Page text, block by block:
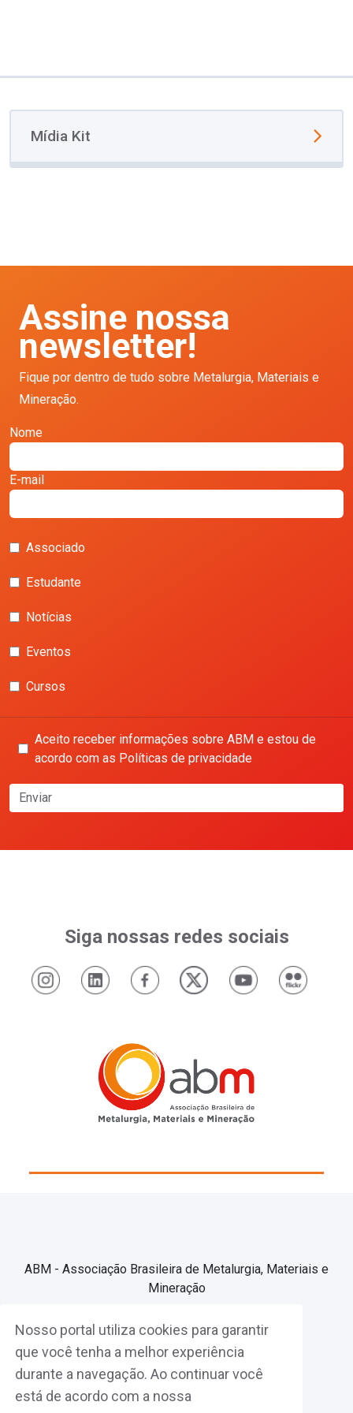
Nosso portal utiliza cookies para garantir
que você tenha a melhor experiência
durante a navegação. Ao continuar você
está de acordo com a nossa
Mídia Kit
Assine nossa
newsletter!
Fique por dentro de tudo sobre Metalurgia, Materiais e
Mineração.
Nome
E-mail
Associado
Estudante
Notícias
Eventos
Cursos
Aceito receber informações sobre ABM e estou de
acordo com as Políticas de privacidade
Enviar
Siga nossas redes sociais
ABM - Associação Brasileira de Metalurgia, Materiais e
Mineração
Associe-se
Fazer Login